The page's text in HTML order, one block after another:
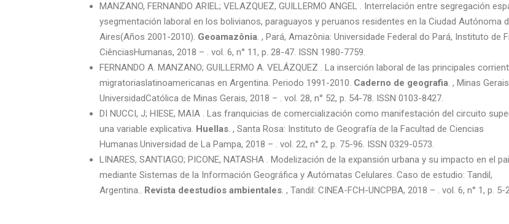
MANZANO, FERNANDO ARIEL; VELAZQUEZ, GUILLERMO ANGEL . Interrelación entre segregación
ysegmentación laboral en los bolivianos, paraguayos y peruanos residentes en la Ciudad Autónoma
Aires(Años 2001-2010). Geoamazônia. , Pará, Amazônia: Universidade Federal do Pará, Instituto de
CiênciasHumanas, 2018 – . vol. 6, n° 11, p. 28-47. ISSN 1980-7759.
FERNANDO A. MANZANO; GUILLERMO A. VELÁZQUEZ . La inserción laboral de las principales
migratoriaslatinoamericanas en Argentina. Periodo 1991-2010. Caderno de geografia. , Minas
UniversidadCatólica de Minas Gerais, 2018 – . vol. 28, n° 52, p. 54-78. ISSN 0103-8427.
DI NUCCI, J; HIESE, MAIA . Las franquicias de comercialización como manifestación del circuito
una variable explicativa. Huellas. , Santa Rosa: Instituto de Geografía de la Facultad de Ciencias
Humanas.Universidad de La Pampa, 2018 – . vol. 22, n° 2, p. 75-96. ISSN 0329-0573.
LINARES, SANTIAGO; PICONE, NATASHA . Modelización de la expansión urbana y su impacto en el
mediante Sistemas de la Información Geográfica y Autómatas Celulares. Caso de estudio: Tandil,
Argentina.. Revista deestudios ambientales. , Tandil: CINEA-FCH-UNCPBA, 2018 – . vol. 6, n° 1, p. 5-